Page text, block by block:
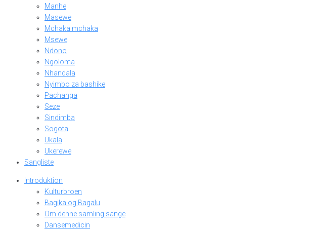
Manhe
Masewe
Mchaka mchaka
Msewe
Ndono
Ngoloma
Nhandala
Nyimbo za bashike
Pachanga
Seze
Sindimba
Sogota
Ukala
Ukerewe
Sangliste
Introduktion
Kulturbroen
Bagika og Bagalu
Om denne samling sange
Dansemedicin